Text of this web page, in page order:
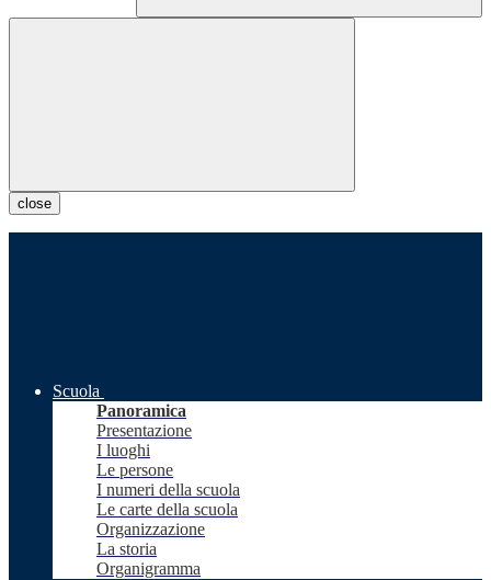
close
Scuola
Panoramica
Presentazione
I luoghi
Le persone
I numeri della scuola
Le carte della scuola
Organizzazione
La storia
Organigramma